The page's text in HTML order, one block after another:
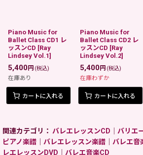
Piano Music for
Ballet Class CD1 レ
ッスンCD [Ray
Lindsey Vol.1]
5,400円 (税込)
在庫あり
カートに入れる
Piano Music for
Ballet Class CD2 レ
ッスンCD [Ray
Lindsey Vol.2]
5,400円 (税込)
在庫わずか
カートに入れる
関連カテゴリ： バレエレッスンCD バリエ
ピアノ楽譜
バレエレッスン楽譜 バレエ音
レエレッスンDVD
バレエ音楽CD